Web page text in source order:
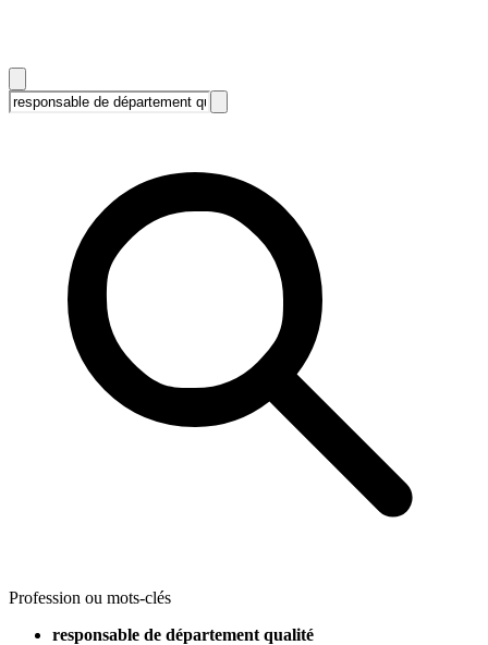
Profession ou mots-clés
responsable de département qualité